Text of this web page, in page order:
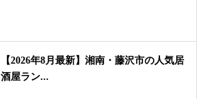
【2026年8月最新】湘南・藤沢市の人気居
酒屋ラン...